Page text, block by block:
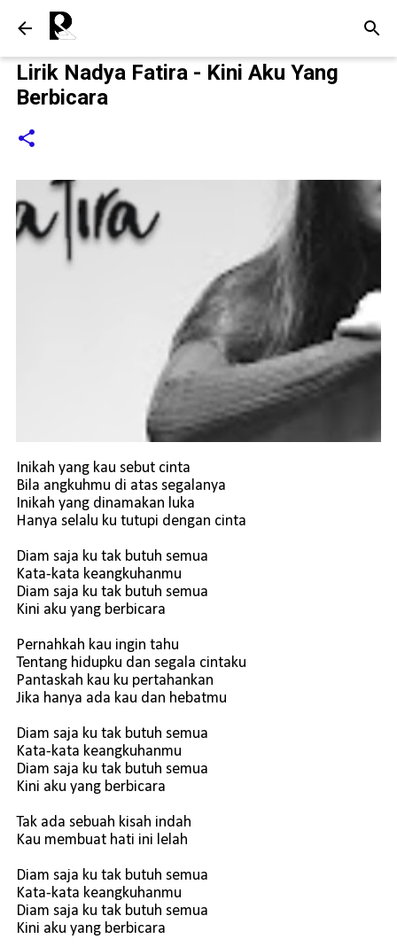
Lirik Nadya Fatira - Kini Aku Yang
Berbicara
Inikah yang kau sebut cinta
Bila angkuhmu di atas segalanya
Inikah yang dinamakan luka
Hanya selalu ku tutupi dengan cinta
Diam saja ku tak butuh semua
Kata-kata keangkuhanmu
Diam saja ku tak butuh semua
Kini aku yang berbicara
Pernahkah kau ingin tahu
Tentang hidupku dan segala cintaku
Pantaskah kau ku pertahankan
Jika hanya ada kau dan hebatmu
Diam saja ku tak butuh semua
Kata-kata keangkuhanmu
Diam saja ku tak butuh semua
Kini aku yang berbicara
Tak ada sebuah kisah indah
Kau membuat hati ini lelah
Diam saja ku tak butuh semua
Kata-kata keangkuhanmu
Diam saja ku tak butuh semua
Kini aku yang berbicara